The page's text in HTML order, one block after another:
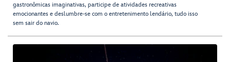
gastronômicas imaginativas, participe de atividades recreativas
emocionantes e deslumbre-se com o entretenimento lendário, tudo isso
sem sair do navio.